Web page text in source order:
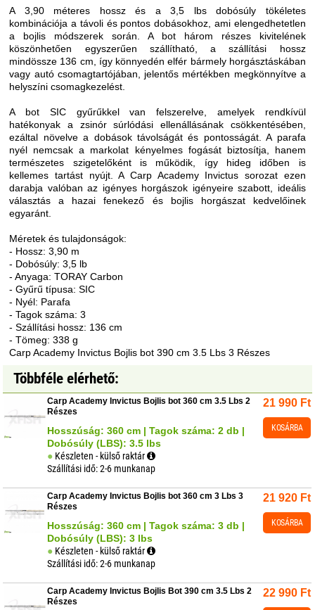
A 3,90 méteres hossz és a 3,5 lbs dobósúly tökéletes
kombinációja a távoli és pontos dobásokhoz, ami elengedhetetlen
a bojlis módszerek során. A bot három részes kivitelének
köszönhetően egyszerűen szállítható, a szállítási hossz
mindössze 136 cm, így könnyedén elfér bármely horgásztáskában
vagy autó csomagtartójában, jelentős mértékben megkönnyítve a
helyszíni csomagkezelést.
A bot SIC gyűrűkkel van felszerelve, amelyek rendkívül
hatékonyak a zsinór súrlódási ellenállásának csökkentésében,
ezáltal növelve a dobások távolságát és pontosságát. A parafa
nyél nemcsak a markolat kényelmes fogását biztosítja, hanem
természetes szigetelőként is működik, így hideg időben is
kellemes tartást nyújt. A Carp Academy Invictus sorozat ezen
darabja valóban az igényes horgászok igényeire szabott, ideális
választás a hazai fenekező és bojlis horgászat kedvelőinek
egyaránt.
Méretek és tulajdonságok:
- Hossz: 3,90 m
- Dobósúly: 3,5 lb
- Anyaga: TORAY Carbon
- Gyűrű típusa: SIC
- Nyél: Parafa
- Tagok száma: 3
- Szállítási hossz: 136 cm
- Tömeg: 338 g
Carp Academy Invictus Bojlis bot 390 cm 3.5 Lbs 3 Részes
Többféle elérhető:
Carp Academy Invictus Bojlis bot 360 cm 3.5 Lbs 2
Részes
Hosszúság: 360 cm | Tagok száma: 2 db |
Dobósúly (LBS): 3.5 lbs
Készleten - külső raktár
Szállítási idő: 2-6 munkanap
21 990 Ft
KOSÁRBA
Carp Academy Invictus Bojlis bot 360 cm 3 Lbs 3
Részes
Hosszúság: 360 cm | Tagok száma: 3 db |
Dobósúly (LBS): 3 lbs
Készleten - külső raktár
Szállítási idő: 2-6 munkanap
21 920 Ft
KOSÁRBA
Carp Academy Invictus Bojlis Bot 390 cm 3.5 Lbs 2
Részes
22 990 Ft